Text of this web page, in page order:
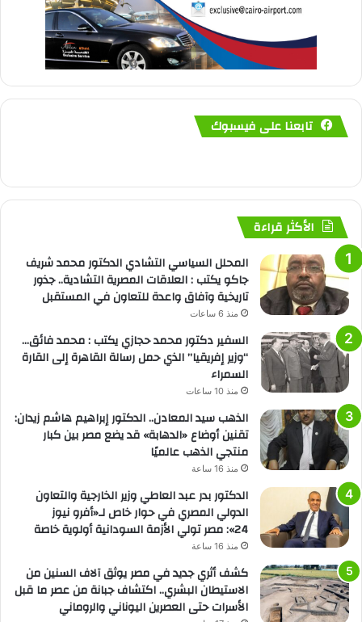
تابعنا على فيسبوك
الأكثر قراءة
المحلل السياسي التشادي الدكتور محمد شريف
جاكو يكتب : العلاقات المصرية التشادية.. جذور
تاريخية وآفاق واعدة للتعاون في المستقبل
منذ 6 ساعات
السفير دكتور محمد حجازي يكتب : محمد فائق…
“وزير إفريقيا” الذي حمل رسالة القاهرة إلى القارة
السمراء
منذ 10 ساعات
الذهب سيد المعادن.. الدكتور إبراهيم هاشم زيدان:
تقنين أوضاع «الدهابة» قد يضع مصر بين كبار
منتجي الذهب عالميًا
منذ 16 ساعة
الدكتور بدر عبد العاطي وزير الخارجية والتعاون
الدولي المصري في حوار خاص لـ«أفرو نيوز
24»: مصر تولي الأزمة السودانية أولوية خاصة
منذ 16 ساعة
كشف أثري جديد في مصر يوثق آلاف السنين من
الاستيطان البشري.. اكتشاف جبانة من عصر ما قبل
الأسرات حتى العصرين اليوناني والروماني